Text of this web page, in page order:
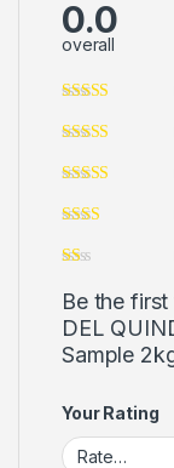
0.0
overall
Be the
DEL
Sample
Your Rating